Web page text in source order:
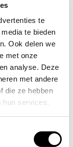
te
te bieden
Ook delen we
met onze
analyse. Deze
met andere
die ze hebben
hun services.
en
dit de
keer per dag.
dan opnieuw
verband 's
koud, bleek,